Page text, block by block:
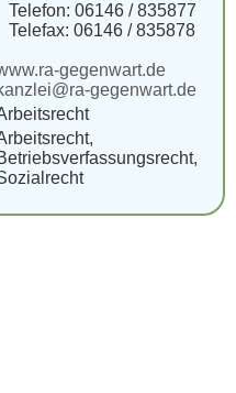
Telefon: 06146 / 835877
Telefax: 06146 / 835878
gegenwart.de
gegenwart.de